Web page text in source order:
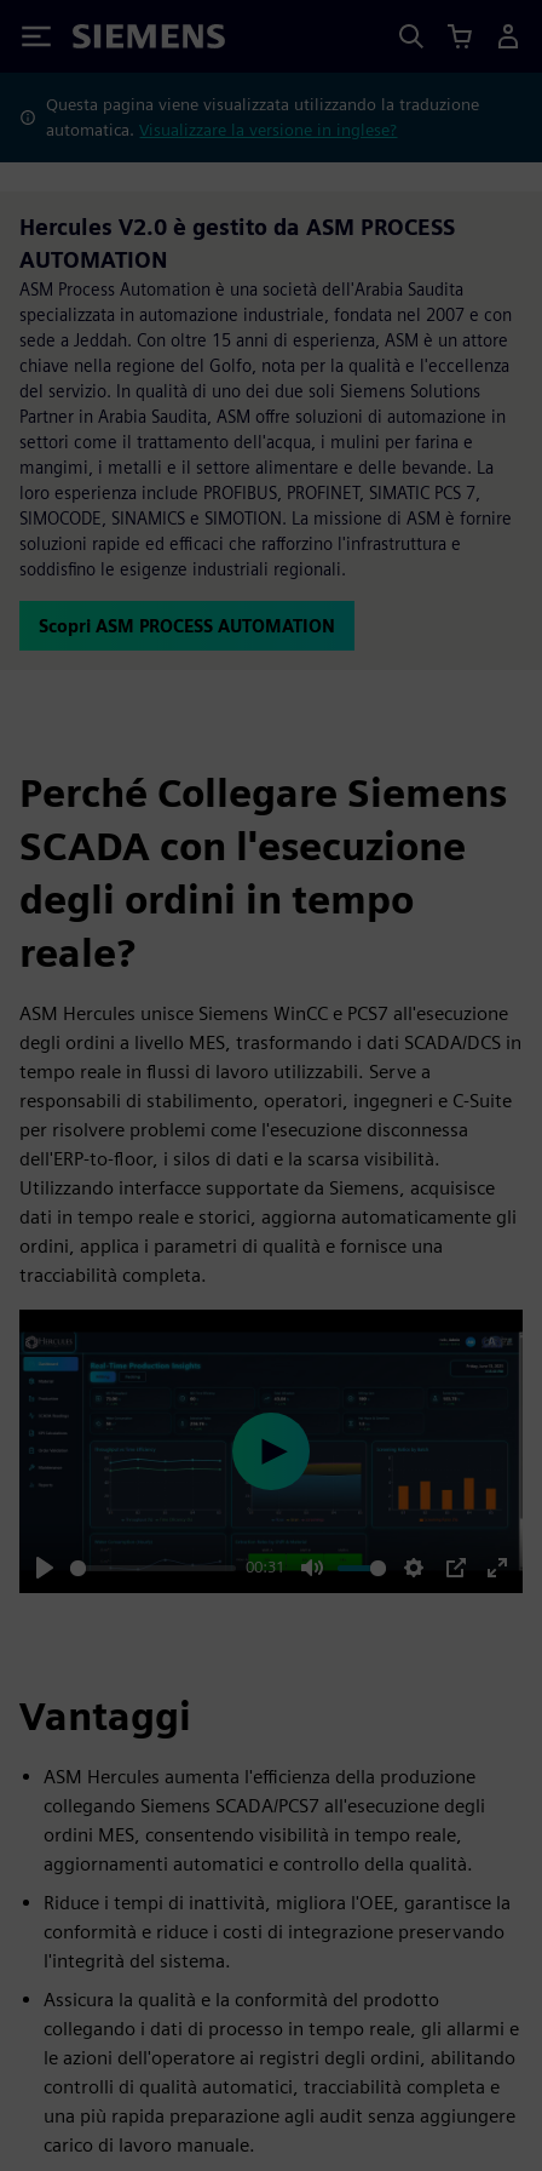
Siemens
Questa pagina viene visualizzata utilizzando la traduzione
automatica.Visualizzare la versione in inglese?
Hercules V2.0 è gestito da ASM PROCESS
AUTOMATION
ASM Process Automation è una società dell'Arabia Saudita
specializzata in automazione industriale, fondata nel 2007 e con
sede a Jeddah. Con oltre 15 anni di esperienza, ASM è un attore
chiave nella regione del Golfo, nota per la qualità e l'eccellenza
del servizio. In qualità di uno dei due soli Siemens Solutions
Partner in Arabia Saudita, ASM offre soluzioni di automazione in
settori come il trattamento dell'acqua, i mulini per farina e
mangimi, i metalli e il settore alimentare e delle bevande. La
loro esperienza include PROFIBUS, PROFINET, SIMATIC PCS 7,
SIMOCODE, SINAMICS e SIMOTION. La missione di ASM è fornire
soluzioni rapide ed efficaci che rafforzino l'infrastruttura e
soddisfino le esigenze industriali regionali.
Scopri ASM PROCESS AUTOMATION
Perché Collegare Siemens
SCADA con l'esecuzione
degli ordini in tempo
reale?
ASM Hercules unisce Siemens WinCC e PCS7 all'esecuzione
degli ordini a livello MES, trasformando i dati SCADA/DCS in
tempo reale in flussi di lavoro utilizzabili. Serve a
responsabili di stabilimento, operatori, ingegneri e C-Suite
per risolvere problemi come l'esecuzione disconnessa
dell'ERP-to-floor, i silos di dati e la scarsa visibilità.
Utilizzando interfacce supportate da Siemens, acquisisce
dati in tempo reale e storici, aggiorna automaticamente gli
ordini, applica i parametri di qualità e fornisce una
tracciabilità completa.
Play
00:31
Mute Settings
PIP
Enter
Play
Vantaggi
ASM Hercules aumenta l'efficienza della produzione
collegando Siemens SCADA/PCS7 all'esecuzione degli
ordini MES, consentendo visibilità in tempo reale,
aggiornamenti automatici e controllo della qualità.
Riduce i tempi di inattività, migliora l'OEE, garantisce la
conformità e riduce i costi di integrazione preservando
l'integrità del sistema.
Assicura la qualità e la conformità del prodotto
collegando i dati di processo in tempo reale, gli allarmi e
le azioni dell'operatore ai registri degli ordini, abilitando
controlli di qualità automatici, tracciabilità completa e
una più rapida preparazione agli audit senza aggiungere
carico di lavoro manuale.